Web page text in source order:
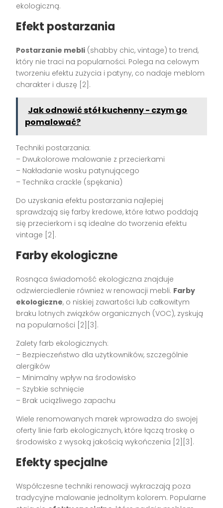
ekologiczną.
Efekt postarzania
Postarzanie mebli (shabby chic, vintage) to trend,
który nie traci na popularności. Polega na celowym
tworzeniu efektu zużycia i patyny, co nadaje meblom
charakter i duszę [2].
Jak odnowić stół kuchenny - czym go
pomalować?
Techniki postarzania:
– Dwukolorowe malowanie z przecierkami
– Nakładanie wosku patynującego
– Technika crackle (spękania)
Do uzyskania efektu postarzania najlepiej
sprawdzają się farby kredowe, które łatwo poddają
się przecierkom i są idealne do tworzenia efektu
vintage [2].
Farby ekologiczne
Rosnąca świadomość ekologiczna znajduje
odzwierciedlenie również w renowacji mebli. Farby
ekologiczne, o niskiej zawartości lub całkowitym
braku lotnych związków organicznych (VOC), zyskują
na popularności [2][3].
Zalety farb ekologicznych:
– Bezpieczeństwo dla użytkowników, szczególnie
alergików
– Minimalny wpływ na środowisko
– Szybkie schnięcie
– Brak uciążliwego zapachu
Wiele renomowanych marek wprowadza do swojej
oferty linie farb ekologicznych, które łączą troskę o
środowisko z wysoką jakością wykończenia [2][3].
Efekty specjalne
Współczesne techniki renowacji wykraczają poza
tradycyjne malowanie jednolitym kolorem. Popularne